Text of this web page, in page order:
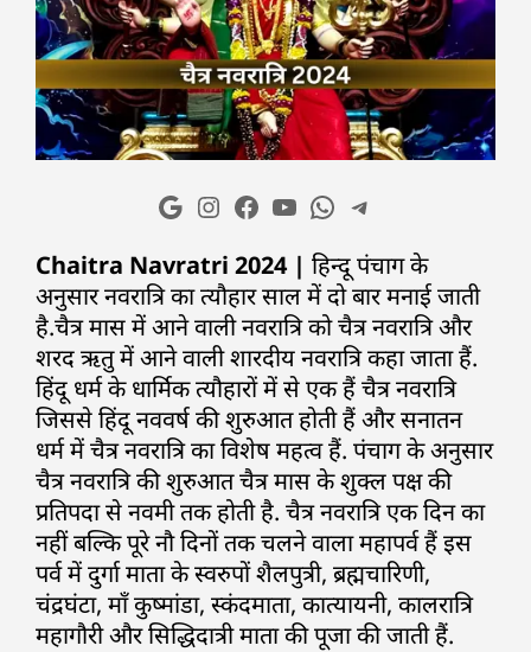
Chaitra Navratri 2024 | हिन्दू पंचाग के
अनुसार नवरात्रि का त्यौहार साल में दो बार मनाई जाती
है.चैत्र मास में आने वाली नवरात्रि को चैत्र नवरात्रि और
शरद ऋतु में आने वाली शारदीय नवरात्रि कहा जाता हैं.
हिंदू धर्म के धार्मिक त्यौहारों में से एक हैं चैत्र नवरात्रि
जिससे हिंदू नववर्ष की शुरुआत होती हैं और सनातन
धर्म में चैत्र नवरात्रि का विशेष महत्व हैं. पंचाग के अनुसार
चैत्र नवरात्रि की शुरुआत चैत्र मास के शुक्ल पक्ष की
प्रतिपदा से नवमी तक होती है. चैत्र नवरात्रि एक दिन का
नहीं बल्कि पूरे नौ दिनों तक चलने वाला महापर्व हैं इस
पर्व में दुर्गा माता के स्वरुपों शैलपुत्री, ब्रह्मचारिणी,
चंद्रघंटा, माँ कुष्मांडा, स्कंदमाता, कात्यायनी, कालरात्रि
महागौरी और सिद्धिदात्री माता की पूजा की जाती हैं.